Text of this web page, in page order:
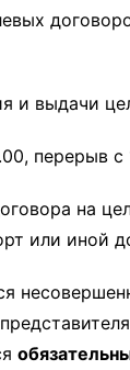
и выдачи
перерыв с
на
или иной